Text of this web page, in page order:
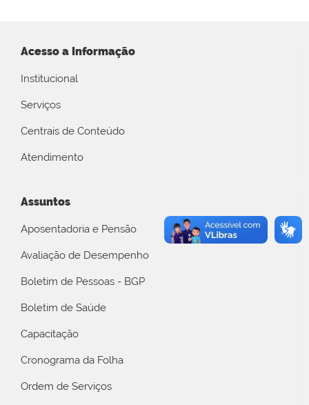
Acesso a Informação
Institucional
Serviços
Centrais de Conteúdo
Atendimento
Assuntos
Aposentadoria e Pensão
Avaliação de Desempenho
Boletim de Pessoas - BGP
Boletim de Saúde
Capacitação
Cronograma da Folha
Ordem de Serviços